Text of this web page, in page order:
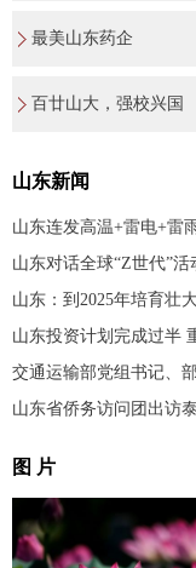
最美山东药企
百廿山大，强校兴国
山东新闻
山东连发高温+雷电+雷
山东对话全球“Z世代”
山东：到2025年培育壮
山东投资计划完成过半
交通运输部党组书记、
山东省侨务访问团出访
图 片